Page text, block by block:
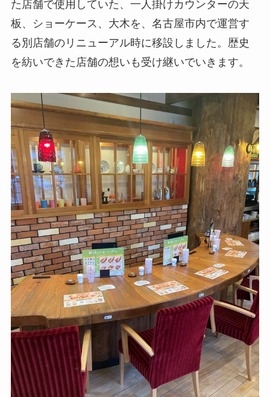
た店舗で使用していた、一人掛けカウンターの天
板、ショーケース、大木を、名古屋市内で運営す
る別店舗のリニューアル時に移設しました。歴史
を紡いできた店舗の想いも受け継いでいきます。